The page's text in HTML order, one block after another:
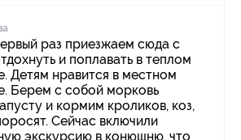
раз приезжаем сюда с
и поплавать в теплом
Детям нравится в местном
Берем с собой морковь
и кормим кроликов, коз,
Сейчас включили
экскурсию в конюшню, что